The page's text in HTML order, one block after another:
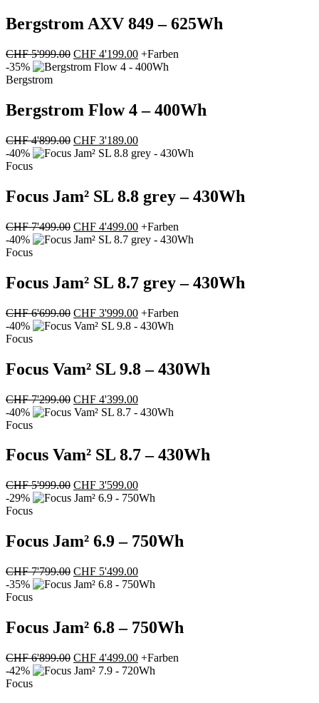
Bergstrom AXV 849 – 625Wh
CHF5'999.00 Ursprünglicher
Preis
CHF 4'199.00Aktueller
Preis
+Farben
-35%
Bergstrom
Bergstrom Flow 4 – 400Wh
CHF4'899.00 Ursprünglicher
Preis
CHF 3'189.00Aktueller
Preis
-40%
Focus
Focus Jam² SL 8.8 grey – 430Wh
CHF7'499.00 Ursprünglicher
Preis
CHF 4'499.00Aktueller
Preis
+Farben
-40%
Focus
Focus Jam² SL 8.7 grey – 430Wh
CHF6'699.00 Ursprünglicher
Preis
CHF 3'999.00Aktueller
Preis
+Farben
-40%
Focus
Focus Vam² SL 9.8 – 430Wh
CHF7'299.00 Ursprünglicher
Preis
CHF 4'399.00Aktueller
Preis
-40%
Focus
Focus Vam² SL 8.7 – 430Wh
CHF5'999.00 Ursprünglicher
Preis
CHF 3'599.00Aktueller
Preis
-29%
Focus
Focus Jam² 6.9 – 750Wh
CHF7'799.00 Ursprünglicher
Preis
CHF 5'499.00Aktueller
Preis
-35%
Focus
Focus Jam² 6.8 – 750Wh
CHF6'899.00 Ursprünglicher
Preis
CHF 4'499.00Aktueller
Preis
+Farben
-42%
Focus